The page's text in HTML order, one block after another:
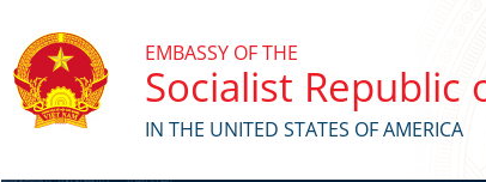
EMBASSY OF THE
Socialist Republic
IN THE UNITED STATES OF AMERICA